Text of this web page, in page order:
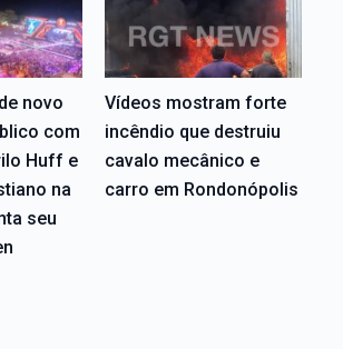
novo
com
Huff e
na
seu
Vídeos mostram forte
incêndio que destruiu
cavalo mecânico e
carro em Rondonópolis